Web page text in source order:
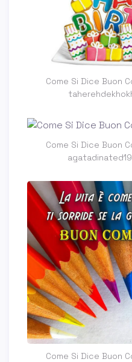
Come Si Dice Buon
Come Si Dice Buon
Come Si Dice Buon